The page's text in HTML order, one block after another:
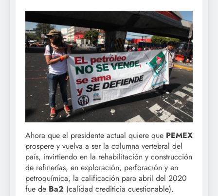
Ahora que el presidente actual quiere que PEMEX
prospere y vuelva a ser la columna vertebral del
país, invirtiendo en la rehabilitación y construcción
de refinerías, en exploración, perforación y en
petroquímica, la calificación para abril del 2020
fue de Ba2 (calidad crediticia cuestionable).